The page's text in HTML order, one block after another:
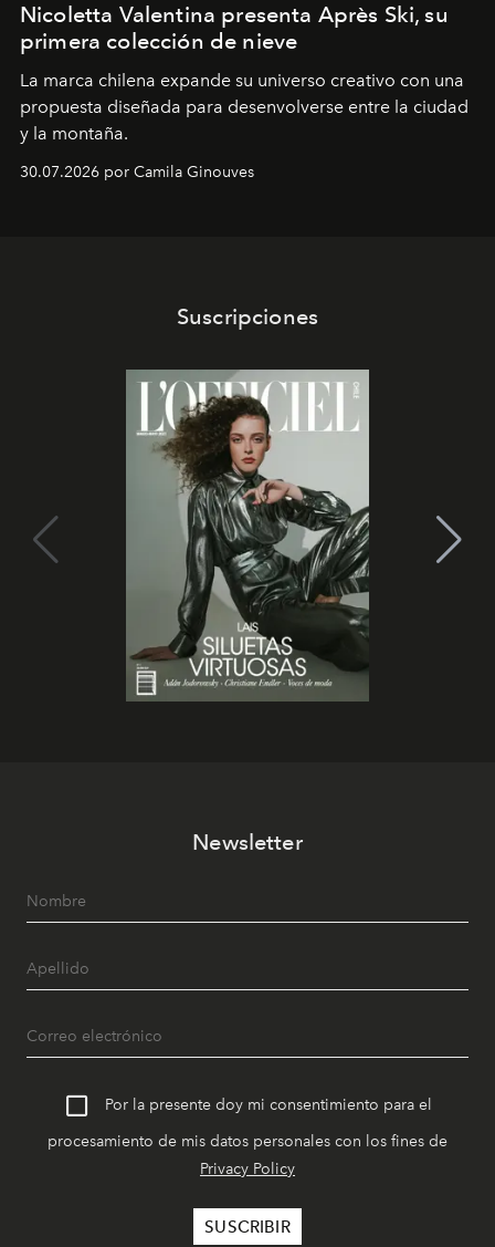
Nicoletta Valentina presenta Après Ski, su
primera colección de nieve
La marca chilena expande su universo creativo con una
propuesta diseñada para desenvolverse entre la ciudad
y la montaña.
30.07.2026 por Camila Ginouves
Suscripciones
Newsletter
Por la presente doy mi consentimiento para el
procesamiento de mis datos personales con los fines de
Privacy Policy